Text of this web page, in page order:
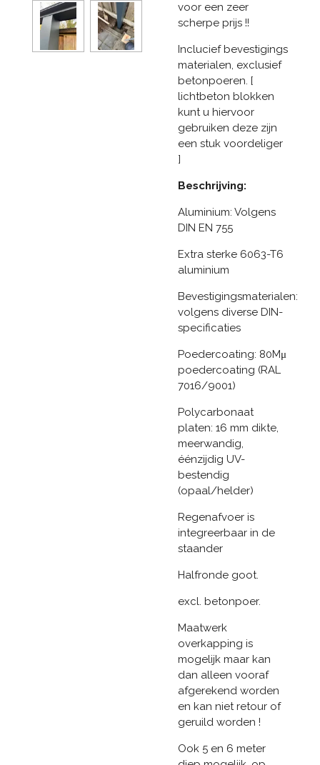
voor een zeer
scherpe prijs !!
Inclucief bevestigings
materialen, exclusief
betonpoeren. [
lichtbeton blokken
kunt u hiervoor
gebruiken deze zijn
een stuk voordeliger
]
Beschrijving:
Aluminium: Volgens
DIN EN 755
Extra sterke 6063-T6
aluminium
Bevestigingsmaterialen:
volgens diverse DIN-
specificaties
Poedercoating: 80Mμ
poedercoating (RAL
7016/9001)
Polycarbonaat
platen: 16 mm dikte,
meerwandig,
éénzijdig UV-
bestendig
(opaal/helder)
Regenafvoer is
integreerbaar in de
staander
Halfronde goot.
excl. betonpoer.
Maatwerk
overkapping is
mogelijk maar kan
dan alleen vooraf
afgerekend worden
en kan niet retour of
geruild worden !
Ook 5 en 6 meter